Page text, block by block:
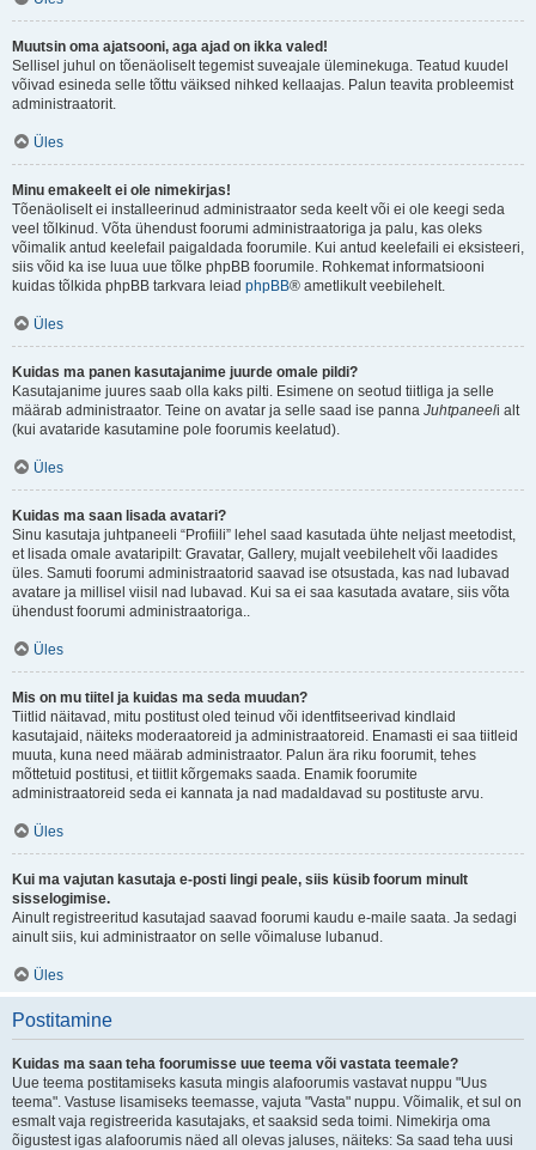
Muutsin oma ajatsooni, aga ajad on ikka valed!
Sellisel juhul on tõenäoliselt tegemist suveajale üleminekuga. Teatud kuudel
võivad esineda selle tõttu väiksed nihked kellaajas. Palun teavita probleemist
administraatorit.
Üles
Minu emakeelt ei ole nimekirjas!
Tõenäoliselt ei installeerinud administraator seda keelt või ei ole keegi seda
veel tõlkinud. Võta ühendust foorumi administraatoriga ja palu, kas oleks
võimalik antud keelefail paigaldada foorumile. Kui antud keelefaili ei eksisteeri,
siis võid ka ise luua uue tõlke phpBB foorumile. Rohkemat informatsiooni
kuidas tõlkida phpBB tarkvara leiad phpBB® ametlikult veebilehelt.
Üles
Kuidas ma panen kasutajanime juurde omale pildi?
Kasutajanime juures saab olla kaks pilti. Esimene on seotud tiitliga ja selle
määrab administraator. Teine on avatar ja selle saad ise panna Juhtpaneeli alt
(kui avataride kasutamine pole foorumis keelatud).
Üles
Kuidas ma saan lisada avatari?
Sinu kasutaja juhtpaneeli “Profiili” lehel saad kasutada ühte neljast meetodist,
et lisada omale avataripilt: Gravatar, Gallery, mujalt veebilehelt või laadides
üles. Samuti foorumi administraatorid saavad ise otsustada, kas nad lubavad
avatare ja millisel viisil nad lubavad. Kui sa ei saa kasutada avatare, siis võta
ühendust foorumi administraatoriga..
Üles
Mis on mu tiitel ja kuidas ma seda muudan?
Tiitlid näitavad, mitu postitust oled teinud või identfitseerivad kindlaid
kasutajaid, näiteks moderaatoreid ja administraatoreid. Enamasti ei saa tiitleid
muuta, kuna need määrab administraator. Palun ära riku foorumit, tehes
mõttetuid postitusi, et tiitlit kõrgemaks saada. Enamik foorumite
administraatoreid seda ei kannata ja nad madaldavad su postituste arvu.
Üles
Kui ma vajutan kasutaja e-posti lingi peale, siis küsib foorum minult
sisselogimise.
Ainult registreeritud kasutajad saavad foorumi kaudu e-maile saata. Ja sedagi
ainult siis, kui administraator on selle võimaluse lubanud.
Üles
Postitamine
Kuidas ma saan teha foorumisse uue teema või vastata teemale?
Uue teema postitamiseks kasuta mingis alafoorumis vastavat nuppu "Uus
teema". Vastuse lisamiseks teemasse, vajuta "Vasta" nuppu. Võimalik, et sul on
esmalt vaja registreerida kasutajaks, et saaksid seda toimi. Nimekirja oma
õigustest igas alafoorumis näed all olevas jaluses, näiteks: Sa saad teha uusi